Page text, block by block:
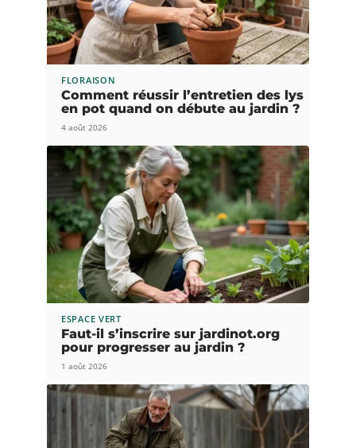
FLORAISON
Comment réussir l’entretien des lys
en pot quand on débute au jardin ?
4 août 2026
ESPACE VERT
Faut-il s’inscrire sur jardinot.org
pour progresser au jardin ?
1 août 2026